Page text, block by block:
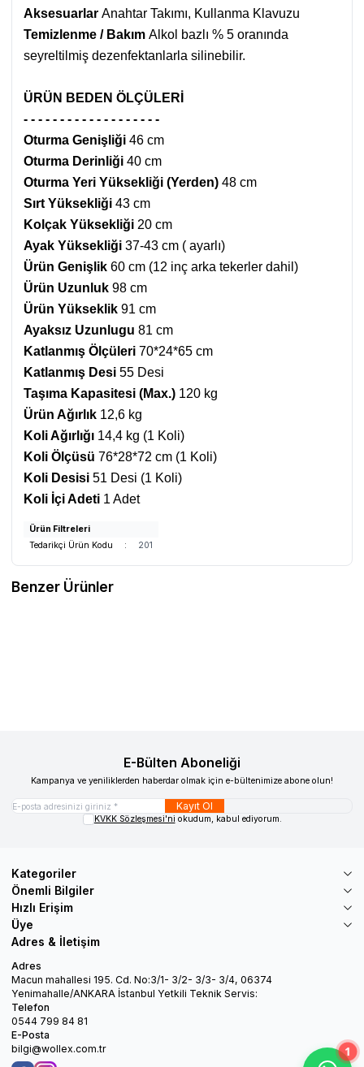
1
Aksesuarlar Anahtar Takımı, Kullanma Klavuzu
Temizlenme / Bakım Alkol bazlı % 5 oranında
seyreltilmiş dezenfektanlarla silinebilir.
ÜRÜN BEDEN ÖLÇÜLERİ
- - - - - - - - - - - - - - - - - - -
Oturma Genişliği 46 cm
Oturma Derinliği 40 cm
Oturma Yeri Yüksekliği (Yerden) 48 cm
Sırt Yüksekliği 43 cm
Kolçak Yüksekliği 20 cm
Ayak Yüksekliği 37-43 cm ( ayarlı)
Ürün Genişlik 60 cm (12 inç arka tekerler dahil)
Ürün Uzunluk 98 cm
Ürün Yükseklik 91 cm
Ayaksız Uzunlugu 81 cm
Katlanmış Ölçüleri 70*24*65 cm
Katlanmış Desi 55 Desi
Taşıma Kapasitesi (Max.) 120 kg
Ürün Ağırlık 12,6 kg
Koli Ağırlığı 14,4 kg (1 Koli)
Koli Ölçüsü 76*28*72 cm (1 Koli)
Koli Desisi 51 Desi (1 Koli)
Koli İçi Adeti 1 Adet
Ürün Filtreleri
Tedarikçi Ürün Kodu
: 201
Benzer Ürünler
E-Bülten Aboneliği
Kampanya ve yeniliklerden haberdar olmak için e-bültenimize abone olun!
Kayıt Ol
KVKK Sözleşmesi'ni okudum, kabul ediyorum.
Kategoriler
Önemli Bilgiler
Hızlı Erişim
Üye
Adres & İletişim
Adres
Macun mahallesi 195. Cd. No:3/1- 3/2- 3/3- 3/4, 06374
Yenimahalle/ANKARA İstanbul Yetkili Teknik Servis:
Telefon
0544 799 84 81
E-Posta
bilgi@wollex.com.tr